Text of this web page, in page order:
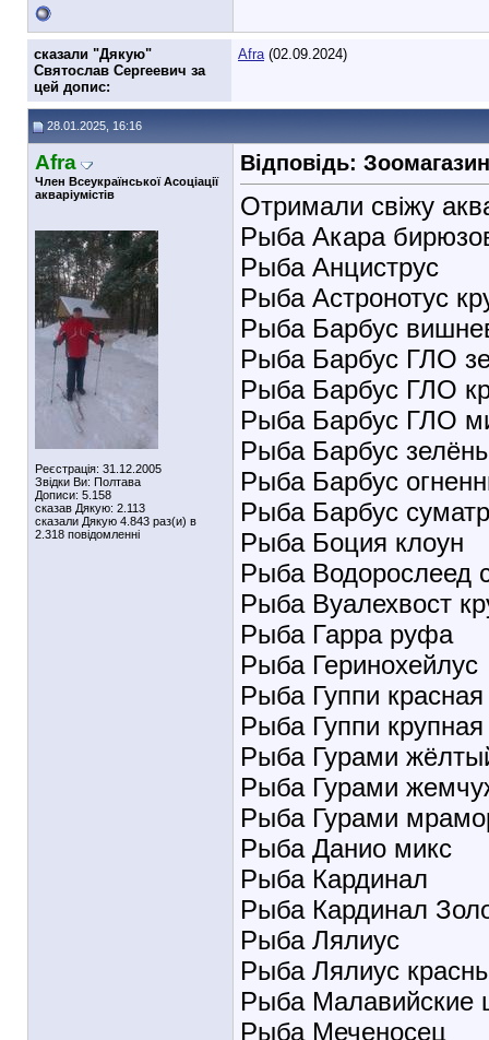
cказали "Дякую"
Святослав Сергеевич за
цей допис:
Afra(02.09.2024)
28.01.2025, 16:16
Afra
Член Всеукраїнської Асоціації
акваріумістів
Реєстрація: 31.12.2005
Звідки Ви: Полтава
Дописи: 5.158
сказав Дякую: 2.113
сказали Дякую 4.843 раз(и) в
2.318 повідомленні
Відповідь:
Отримали свіжу
Рыба Акара
Рыба Анциструс
Рыба Астронотус
Рыба Барбус
Рыба Барбус ГЛО
Рыба Барбус ГЛО
Рыба Барбус ГЛО
Рыба Барбус
Рыба Барбус
Рыба Барбус
Рыба Боция клоун
Рыба Водорослеед
Рыба Вуалехвост
Рыба Гарра руфа
Рыба Геринохейлус
Рыба Гуппи
Рыба Гуппи крупная
Рыба Гурами
Рыба Гурами
Рыба Гурами
Рыба Данио микс
Рыба Кардинал
Рыба Кардинал
Рыба Лялиус
Рыба Лялиус
Рыба Малавийские
Рыба Меченосец